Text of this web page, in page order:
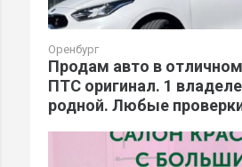
Оренбург
Продам авто в
ПТС оригинал. 1
родной. Любые